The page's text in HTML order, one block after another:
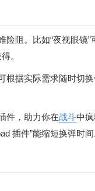
阻。比如“夜视眼镜
。
根据实际需求随时切
件，助力你在战斗中
插件”能缩短换弹时间